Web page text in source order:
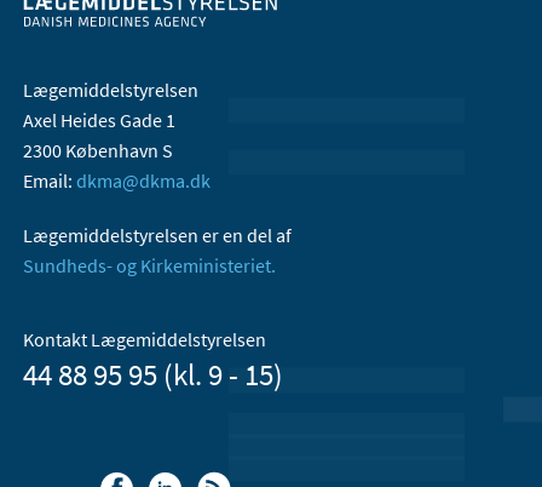
Lægemiddelstyrelsen
Axel Heides Gade 1
2300 København S
Email: dkma@dkma.dk
Lægemiddelstyrelsen er en del af
Sundheds- og Kirkeministeriet.
Kontakt Lægemiddelstyrelsen
44 88 95 95 (kl. 9 - 15)